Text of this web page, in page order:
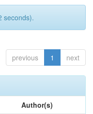
seconds).
previous 1 next
Author(s)